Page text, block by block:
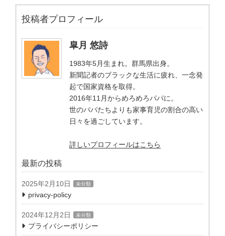
投稿者プロフィール
皐月 悠詩
1983年5月生まれ。群馬県出身。
新聞記者のブラックな生活に疲れ、一念発
起で国家資格を取得。
2016年11月からめろめろパパに。
世のパパたちよりも家事育児の割合の高い
日々を過ごしています。
詳しいプロフィールはこちら
最新の投稿
2025年2月10日 未分類
privacy-policy
2024年12月2日 未分類
プライバシーポリシー